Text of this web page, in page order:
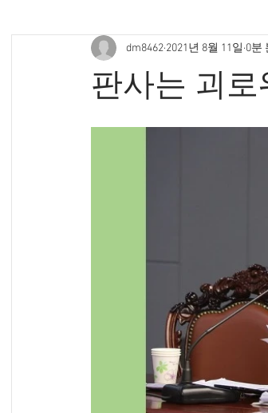
판사는 괴로
dm8462 2021년 8월 11일 0분